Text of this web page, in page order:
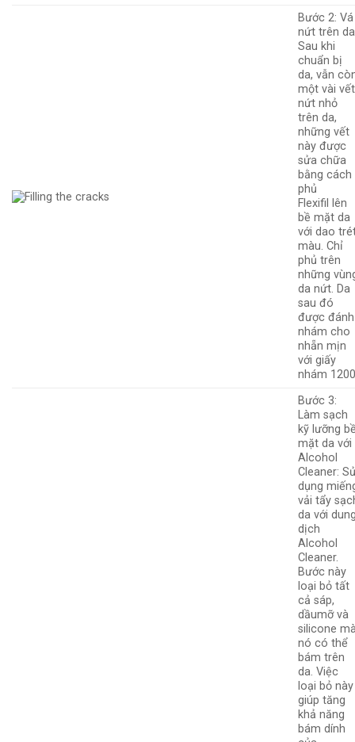
Bước 2: Vá
nứt trên
Sau khi
chuẩn bị
da, vẫn
một vài vết
nứt nhỏ
trên da,
những vết
này được
sửa chữa
bằng cách
phủ
Flexifil lên
bề mặt da
với dao
màu. Chỉ
phủ trên
những
da nứt. Da
sau đó
được đánh
nhám cho
nhẵn mịn
với giấy
nhám
Bước 3:
Làmsạch
kỹ lưỡng
mặt da với
Alcohol
Cleaner:
dụng
vải tẩy
da với
dịch
Alcohol
Cleaner.
Bước này
loại bỏ tất
cả sáp,
dầumỡ và
silicone
nó có thể
bám trên
da. Việc
loại bỏ này
giúp tăng
khả năng
bám dính